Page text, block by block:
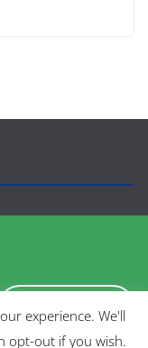
experience. We'll
opt-out if you wish.
Akceptuję